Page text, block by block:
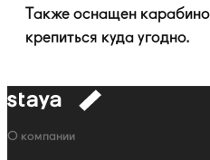
Также оснащен
крепиться куда угодно.
к
Навигация
О компании